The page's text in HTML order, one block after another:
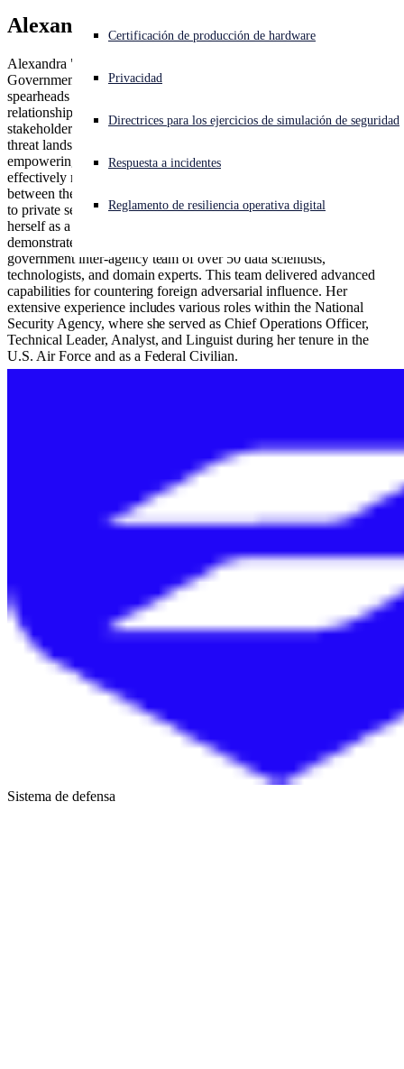
¿Está sufriendo un ciberataque? Obtenga ayuda ahora mismo
Open search
Español Open language switcher
Certificación de producción de hardware
Privacidad
Directrices para los ejercicios de simulación de seguridad
Respuesta a incidentes
Reglamento de resiliencia operativa digital
Alexandra Rose
Alexandra "Alex" Rose is currently serving as Director,
Government Partnerships and the CTU at Sophos. In her role, she
spearheads initiatives to strengthen public and private sector
relationships while also focusing on enabling both internal
stakeholders and external customers to comprehend the evolving
threat landscape. Her strategic insights are instrumental in
empowering organizations to make informed decisions and
effectively manage risks. With a career dedicated to bridging the gap
between the technical insights and practical applications, in addition
to private sector and government entities, Alex has established
herself as a leader in the field. Prior to her current role, Alex
demonstrated her expertise by building and leading a U.S.
government inter-agency team of over 50 data scientists,
technologists, and domain experts. This team delivered advanced
capabilities for countering foreign adversarial influence. Her
extensive experience includes various roles within the National
Security Agency, where she served as Chief Operations Officer,
Technical Leader, Analyst, and Linguist during her tenure in the
U.S. Air Force and as a Federal Civilian.
Sistema de defensa